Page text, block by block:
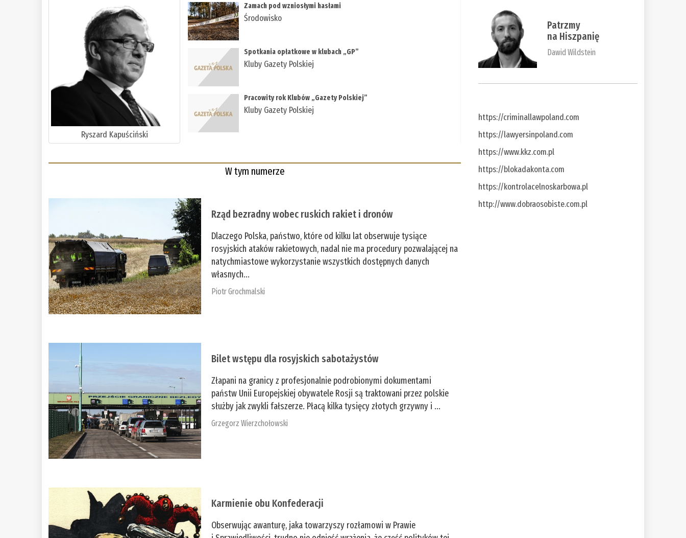
Ryszard Kapuściński
Zamach pod wzniosłymi hasłami
Środowisko
Spotkania opłatkowe w klubach „GP”
Kluby Gazety Polskiej
Pracowity rok Klubów „Gazety Polskiej”
Kluby Gazety Polskiej
W tym numerze
Rząd bezradny wobec ruskich rakiet i dronów
Dlaczego Polska, państwo, które od kilku lat obserwuje tysiące
rosyjskich ataków rakietowych, nadal nie ma procedury pozwalającej na
natychmiastowe wykorzystanie wszystkich dostępnych danych
własnych...
Piotr Grochmalski
Bilet wstępu dla rosyjskich sabotażystów
Złapani na granicy z profesjonalnie podrobionymi dokumentami
państw Unii Europejskiej obywatele Rosji są traktowani przez polskie
służby jak zwykli fałszerze. Płacą kilka tysięcy złotych grzywny i ...
Grzegorz Wierzchołowski
Karmienie obu Konfederacji
Obserwując awanturę, jaka towarzyszy rozłamowi w Prawie
Patrzmy
na Hiszpanię
Dawid Wildstein
https://criminallawpoland.com
https://lawyersinpoland.com
https://www.kkz.com.pl
https://blokadakonta.com
https://kontrolacelnoskarbowa.pl
http://www.dobraosobiste.com.pl